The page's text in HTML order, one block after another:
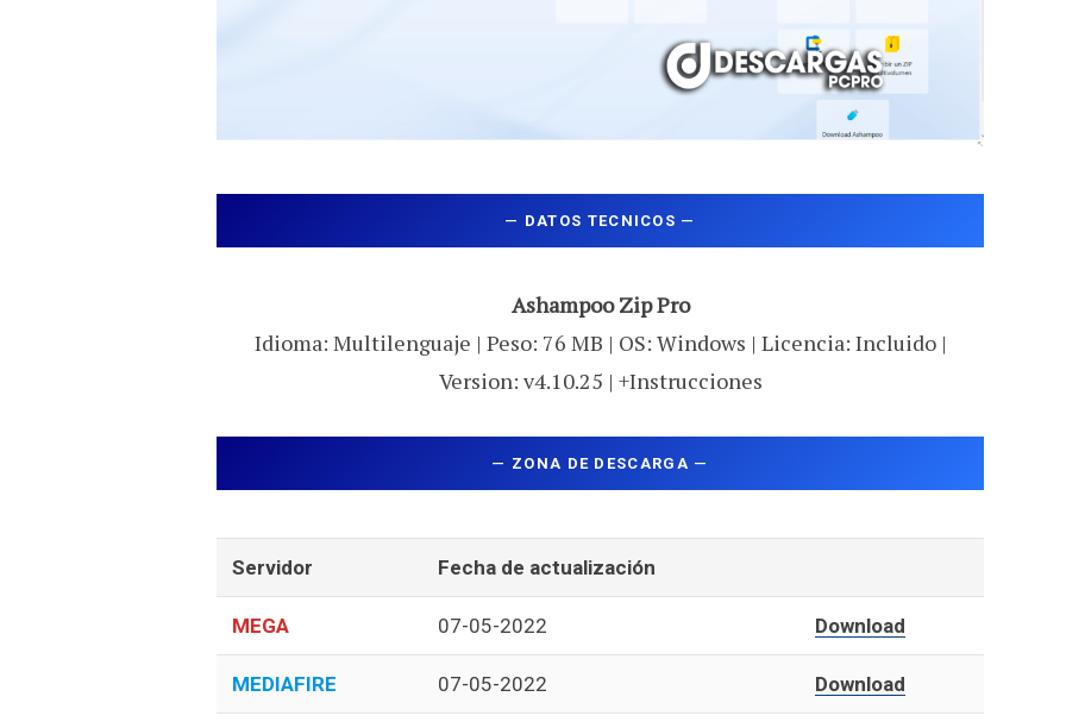
— DATOS TECNICOS —
Ashampoo Zip Pro
Idioma: Multilenguaje | Peso: 76 MB | OS: Windows | Licencia: Incluido |
Version: v4.10.25 | +Instrucciones
— ZONA DE DESCARGA —
Servidor Fecha de actualización
MEGA 07-05-2022 Download
MEDIAFIRE 07-05-2022 Download